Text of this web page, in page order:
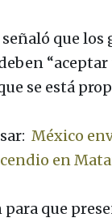
que los
se está
México
en
que